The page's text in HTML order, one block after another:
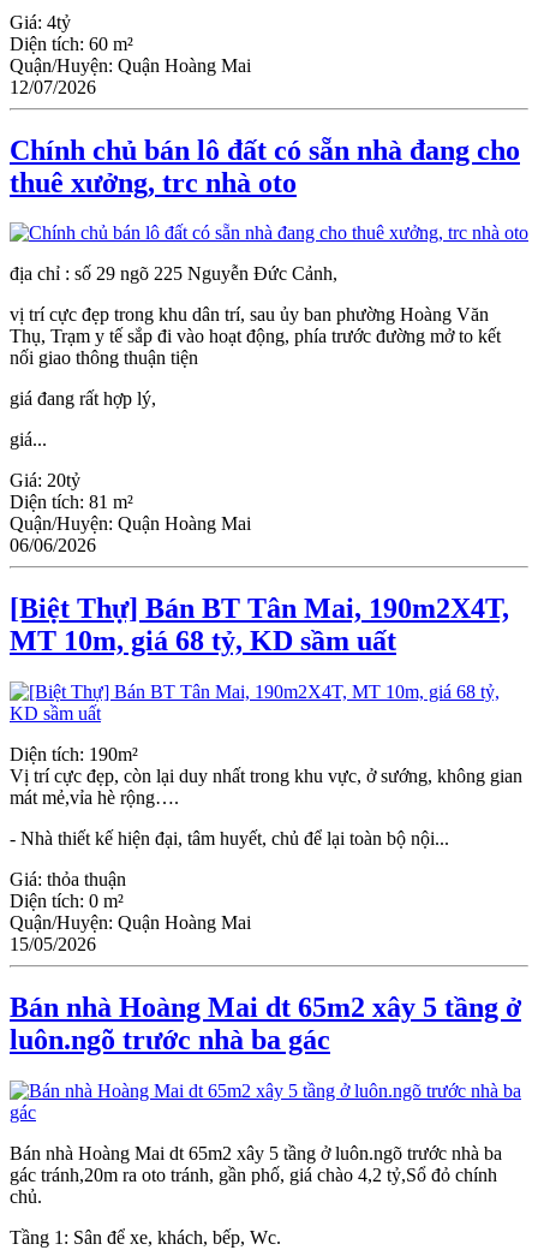
Giá: 4tỷ
Diện tích: 60 m²
Quận/Huyện: Quận Hoàng Mai
12/07/2026
Chính chủ bán lô đất có sẵn nhà đang cho
thuê xưởng, trc nhà oto
địa chỉ : số 29 ngõ 225 Nguyễn Đức Cảnh,
vị trí cực đẹp trong khu dân trí, sau ủy ban phường Hoàng Văn
Thụ, Trạm y tế sắp đi vào hoạt động, phía trước đường mở to kết
nối giao thông thuận tiện
giá đang rất hợp lý,
giá...
Giá: 20tỷ
Diện tích: 81 m²
Quận/Huyện: Quận Hoàng Mai
06/06/2026
[Biệt Thự] Bán BT Tân Mai, 190m2X4T,
MT 10m, giá 68 tỷ, KD sầm uất
Diện tích: 190m²
Vị trí cực đẹp, còn lại duy nhất trong khu vực, ở sướng, không gian
mát mẻ,vỉa hè rộng….
- Nhà thiết kế hiện đại, tâm huyết, chủ để lại toàn bộ nội...
Giá: thỏa thuận
Diện tích: 0 m²
Quận/Huyện: Quận Hoàng Mai
15/05/2026
Bán nhà Hoàng Mai dt 65m2 xây 5 tầng ở
luôn.ngõ trước nhà ba gác
Bán nhà Hoàng Mai dt 65m2 xây 5 tầng ở luôn.ngõ trước nhà ba
gác tránh,20m ra oto tránh, gần phố, giá chào 4,2 tỷ,Sổ đỏ chính
chủ.
Tầng 1: Sân để xe, khách, bếp, Wc.